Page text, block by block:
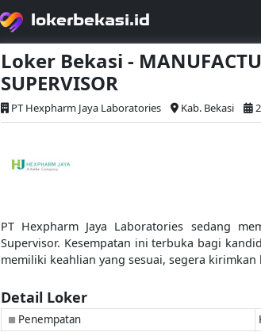
lokerbekasi.id
Loker Bekasi -
SUPERVISOR
PT Hexpharm Jaya Laboratories Kab. Bekasi
PT Hexpharm Jaya Laboratories sedang
Supervisor. Kesempatan ini terbuka bagi
memiliki keahlian yang sesuai, segera
Detail Loker
■ Penempatan